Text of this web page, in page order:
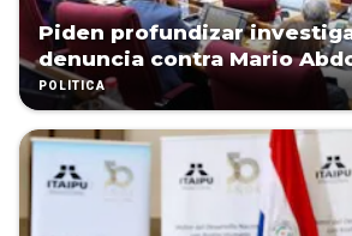
Piden profundizar
denuncia contra Mario
POLÍTICA